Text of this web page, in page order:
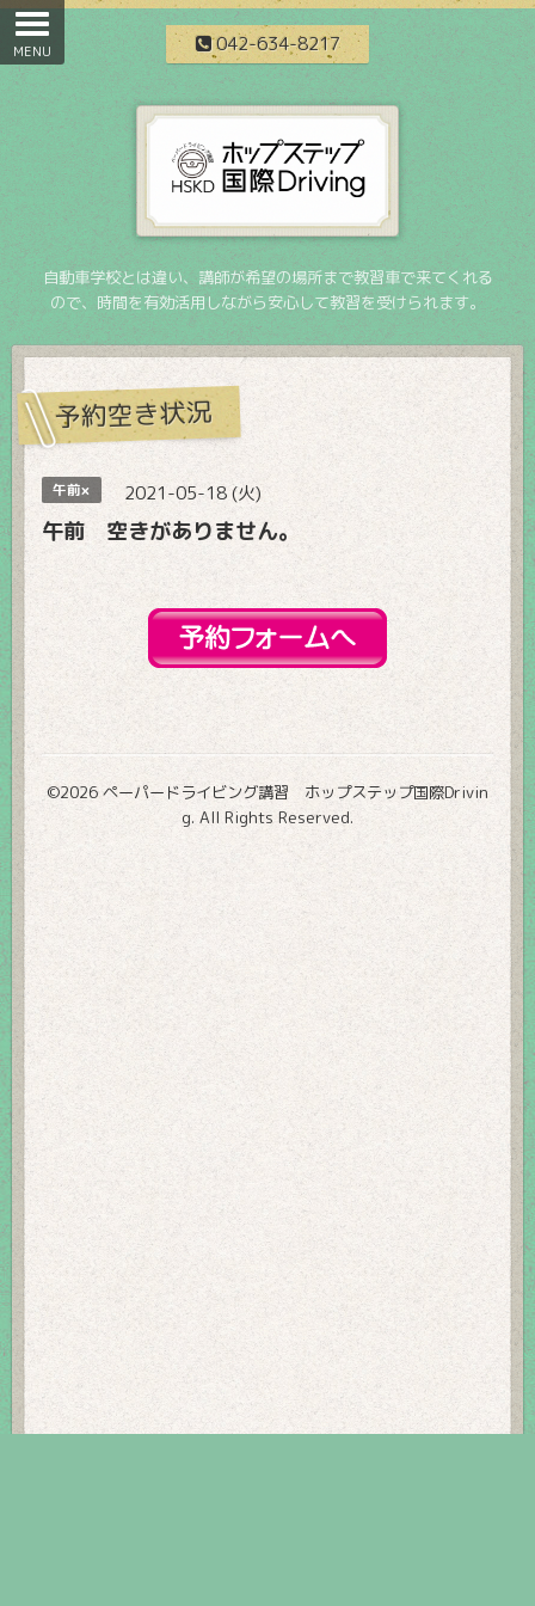
042-634-8217
自動車学校とは違い、講師が希望の場所まで教習車で来てくれる
ので、時間を有効活用しながら安心して教習を受けられます。
予約空き状況
午前× 2021-05-18 (火)
午前 空きがありません。
©2026 ペーパードライビング講習 ホップステップ国際Drivin
g. All Rights Reserved.